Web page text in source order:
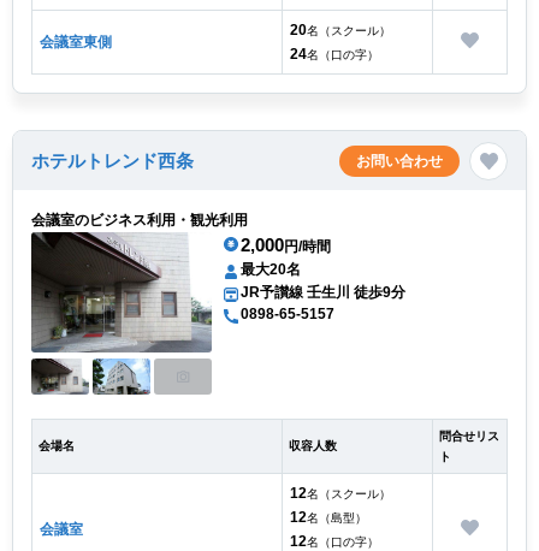
会議室東側
20名（スクール）
24名（口の字）
ホテルトレンド西条 お問い合わせ
会議室のビジネス利用・観光利用
2,000円/時間
最大20名
JR予讃線 壬生川 徒歩9分
0898-65-5157
会場名 収容人数
問合せリス
ト
会議室
12名（スクール）
12名（島型）
12名（口の字）